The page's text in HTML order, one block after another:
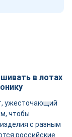
в лотах
ужесточающий
чтобы
с разным
российские